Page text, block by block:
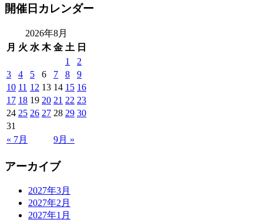
開催日カレンダー
2026年8月
月 火 水 木 金 土 日
« 7月 9月 »
1
2
3
4 5 6 7 8
9
10 11 12 13 14 15 16
17 18 19 20 21 22 23
24 25 26 27 28 29 30
31
アーカイブ
2027年3月
2027年2月
2027年1月